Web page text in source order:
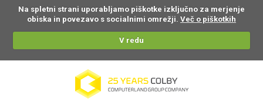
Na spletni strani uporabljamo piškotke izključno za merjenje
obiska in povezavo s socialnimi omrežji. Več o piškotkih
V redu